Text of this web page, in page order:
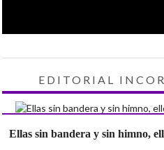
EDITORIAL
Ellas sin bandera y sin himno,